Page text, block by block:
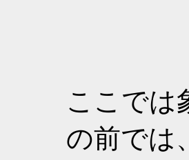
ここでは
の前では